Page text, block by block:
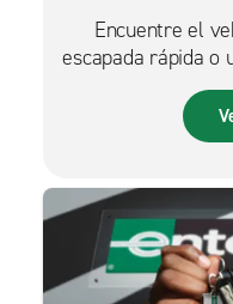
Encuentre el
escapada rápida o